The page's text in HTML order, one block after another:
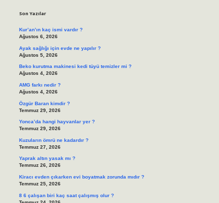
Son Yazılar
Kur’an’ın kaç ismi vardır ?
Ağustos 6, 2026
Ayak sağlığı için evde ne yapılır ?
Ağustos 5, 2026
Beko kurutma makinesi kedi tüyü temizler mi ?
Ağustos 4, 2026
AMG farkı nedir ?
Ağustos 4, 2026
Özgür Baran kimdir ?
Temmuz 29, 2026
Yonca’da hangi hayvanlar yer ?
Temmuz 29, 2026
Kuzuların ömrü ne kadardır ?
Temmuz 27, 2026
Yaprak altın yasak mı ?
Temmuz 26, 2026
Kiracı evden çıkarken evi boyatmak zorunda mıdır ?
Temmuz 25, 2026
8 6 çalışan biri kaç saat çalışmış olur ?